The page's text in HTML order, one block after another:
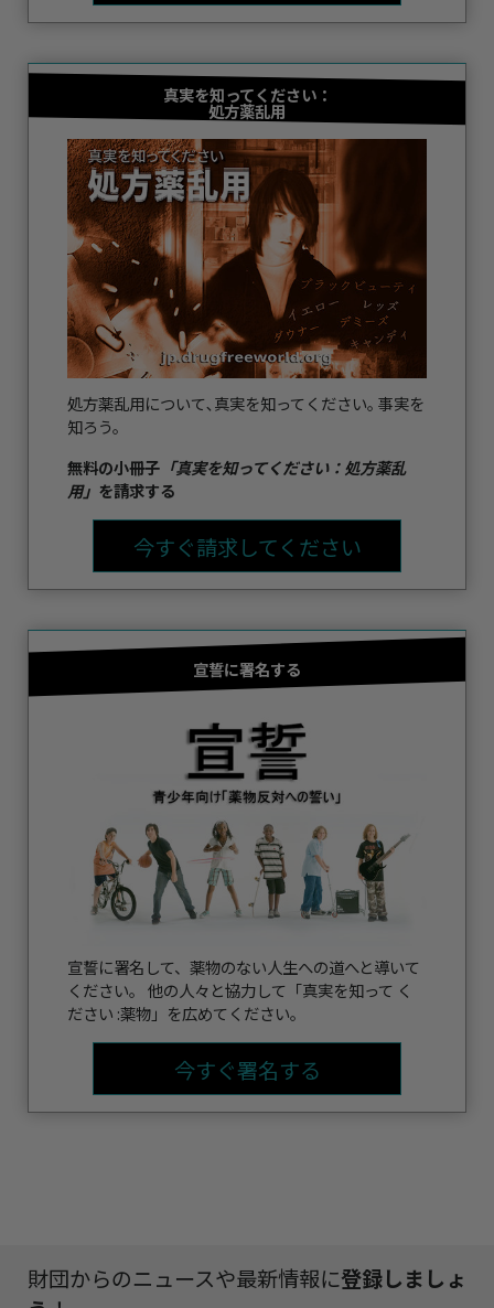
真実を知ってください：
処方薬乱用
処方薬乱用について､真実を知ってください｡ 事実を
知ろう。
無料の小冊子 「真実を知ってください：処方薬乱
用」 を請求する
今すぐ請求してください
宣誓に署名する
宣誓に署名して、薬物のない人生への道へと導いて
ください。 他の人々と協力して「真実を知って く
ださい :薬物」を広めてください。
今すぐ署名する
財団からのニュースや最新情報に登録しましょ